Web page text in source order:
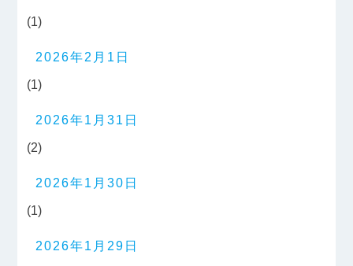
(1)
2026年2月1日
(1)
2026年1月31日
(2)
2026年1月30日
(1)
2026年1月29日